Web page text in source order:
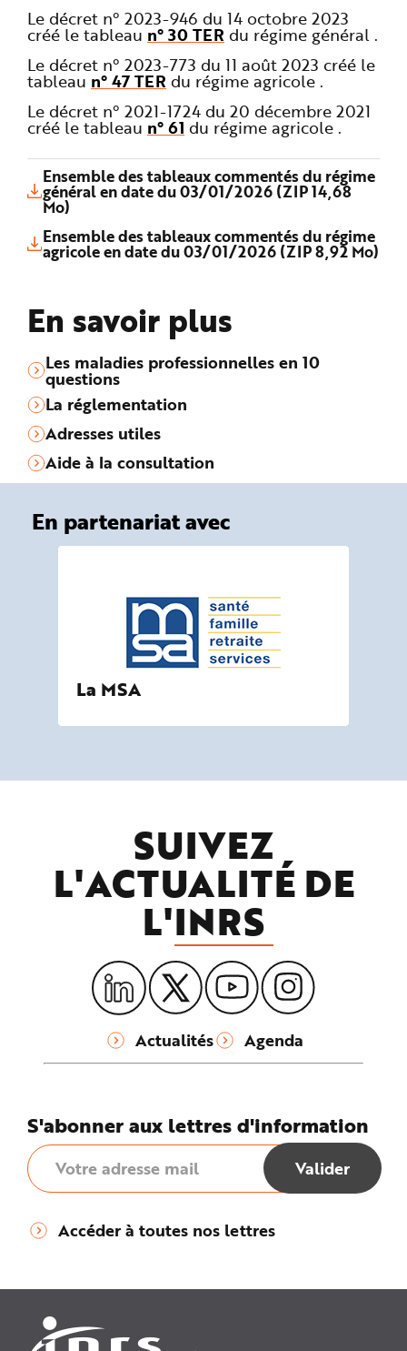
Le décret n° 2023-946 du 14 octobre 2023
créé le tableau n° 30 TER du régime général .
Le décret n° 2023-773 du 11 août 2023 créé le
tableau n° 47 TER du régime agricole .
Le décret n° 2021-1724 du 20 décembre 2021
créé le tableau n° 61 du régime agricole .
Ensemble des tableaux commentés du régime
général en date du 03/01/2026 (ZIP 14,68
Mo)
Ensemble des tableaux commentés du régime
agricole en date du 03/01/2026 (ZIP 8,92 Mo)
En savoir plus
Les maladies professionnelles en 10
questions
La réglementation
Adresses utiles
Aide à la consultation
En partenariat avec
La MSA
SUIVEZ
L'ACTUALITÉ DE
L'INRS
Actualités Agenda
S'abonner aux lettres d'information
Accéder à toutes nos lettres